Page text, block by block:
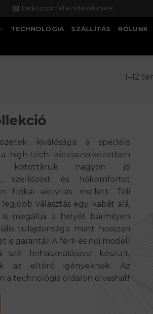
Íratkozzon fel a hírlevelünkre!
TECHNOLÓGIA SZÁLLÍTÁS RÓLUNK
1–12
kiválósága a speciális
high-tech kötésszerkezetben
nagyon jó
szellőzést és hőkomfortot
fizikai aktivitás mellett. Téli
választás egy kabát alá,
megállja a helyét bármilyen
tulajdonsága miatt hosszan
is garantál! A férfi és női modell
szál felhasználásával készült,
az eltérő igényeknek. Az
a technológia oldalon olvashat!